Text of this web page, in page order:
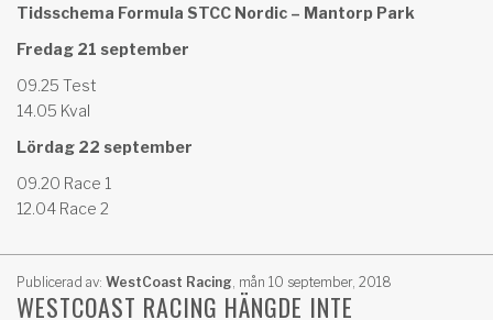
Tidsschema Formula STCC Nordic – Mantorp Park
Fredag 21 september
09.25 Test
14.05 Kval
Lördag 22 september
09.20 Race 1
12.04 Race 2
Publicerad av: WestCoast Racing mån 10 september, 2018
WESTCOAST RACING HÄNGDE INTE